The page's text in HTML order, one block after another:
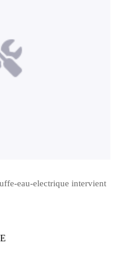
eau-electrique intervient